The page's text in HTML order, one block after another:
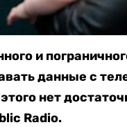
и
данные с
нет
Radio.